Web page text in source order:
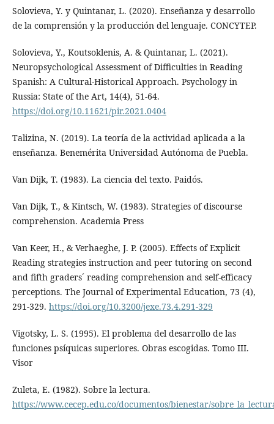
Solovieva, Y. y Quintanar, L. (2020). Enseñanza y desarrollo
de la comprensión y la producción del lenguaje. CONCYTEP.
Solovieva, Y., Koutsoklenis, A. & Quintanar, L. (2021).
Neuropsychological Assessment of Difficulties in Reading
Spanish: A Cultural-Historical Approach. Psychology in
Russia: State of the Art, 14(4), 51-64.
https://doi.org/10.11621/pir.2021.0404
Talizina, N. (2019). La teoría de la actividad aplicada a la
enseñanza. Benemérita Universidad Autónoma de Puebla.
Van Dijk, T. (1983). La ciencia del texto. Paidós.
Van Dijk, T., & Kintsch, W. (1983). Strategies of discourse
comprehension. Academia Press
Van Keer, H., & Verhaeghe, J. P. (2005). Effects of Explicit
Reading strategies instruction and peer tutoring on second
and fifth graders´ reading comprehension and self-efficacy
perceptions. The Journal of Experimental Education, 73 (4),
291-329. https://doi.org/10.3200/jexe.73.4.291-329
Vigotsky, L. S. (1995). El problema del desarrollo de las
funciones psíquicas superiores. Obras escogidas. Tomo III.
Visor
Zuleta, E. (1982). Sobre la lectura.
https://www.cecep.edu.co/documentos/bienestar/